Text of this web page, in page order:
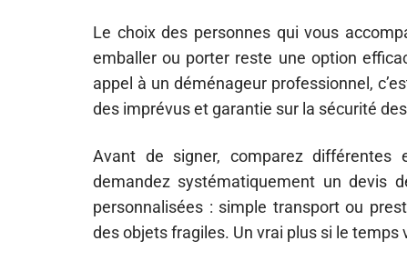
Le choix des personnes qui vous
emballer ou porter reste une option
appel à un déménageur professionnel,
des imprévus et garantie sur la sécurité
Avant de signer, comparez différentes
demandez systématiquement un devis
personnalisées : simple transport ou
des objets fragiles. Un vrai plus si le